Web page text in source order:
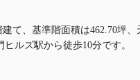
、基準階面積は462.70坪
ルズ駅から徒歩10分です。